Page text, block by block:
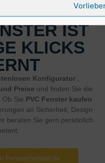
– IHR
IST
KLICKS
Konfigurator
Preise und finden Sie die
Ob Sie PVC Fenster kaufen
an Sicherheit, Design
beraten Sie gern persönlich
Fensterhandel.de